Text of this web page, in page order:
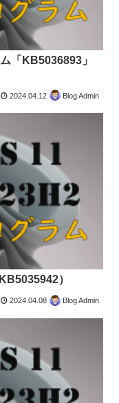
「KB5036893」
2024.04.12 Blog Admin
）
2024.04.08 Blog Admin